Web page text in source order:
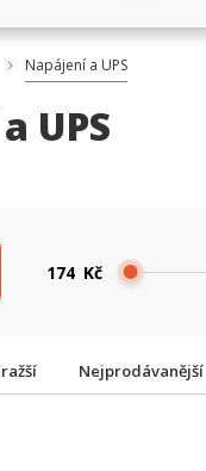
Napájení a UPS
UPS
Kč
Nejprodávanější